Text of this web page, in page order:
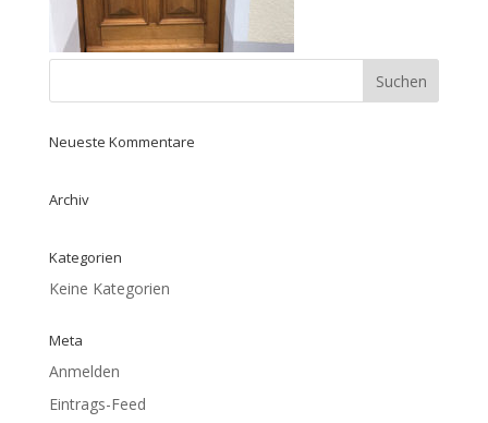
Neueste Kommentare
Archiv
Kategorien
Keine Kategorien
Meta
Anmelden
Eintrags-Feed